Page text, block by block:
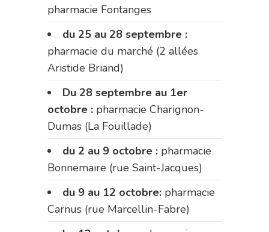
pharmacie Fontanges
du 25 au 28 septembre :
pharmacie du marché (2 allées
Aristide Briand)
Du 28 septembre au 1er
octobre : pharmacie Charignon-
Dumas (La Fouillade)
du 2 au 9 octobre : pharmacie
Bonnemaire (rue Saint-Jacques)
du 9 au 12 octobre: pharmacie
Carnus (rue Marcellin-Fabre)